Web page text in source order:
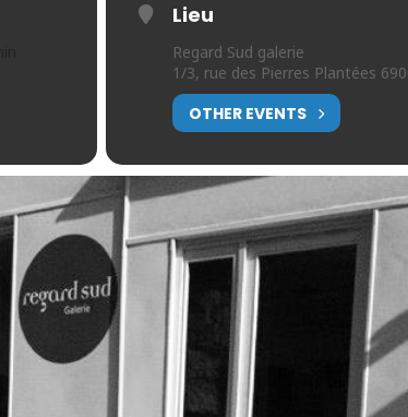
Lieu
Regard Sud galerie
1/3, rue des Pierres Plantées
OTHER EVENTS